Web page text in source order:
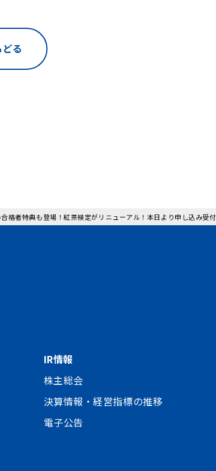
る
格者特典も登場！紅茶検定がリニューアル！本日より申し込み受
IR情報
株主総会
決算情報・経営指標の推移
電子公告